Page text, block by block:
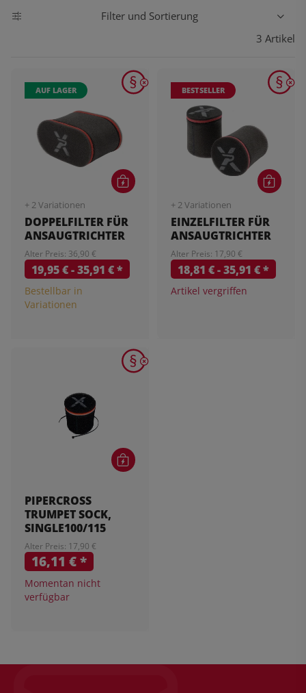
Filter und Sortierung
3 Artikel
AUF LAGER
+ 2 Variationen
DOPPELFILTER FÜR
ANSAUGTRICHTER
Alter Preis: 36,90 €
19,95 € -35,91 €*
Bestellbar in
Variationen
BESTSELLER
+ 2 Variationen
EINZELFILTER FÜR
ANSAUGTRICHTER
Alter Preis: 17,90 €
18,81 € -35,91 €*
Artikel vergriffen
PIPERCROSS
TRUMPET SOCK,
SINGLE100/115
Alter Preis: 17,90 €
16,11 €*
Momentan nicht
verfügbar